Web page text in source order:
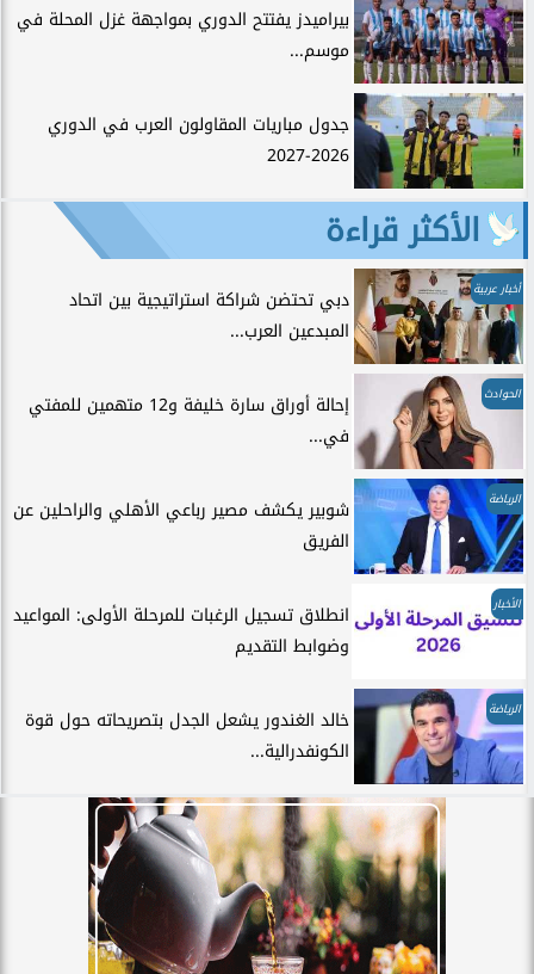
بيراميدز يفتتح الدوري بمواجهة غزل المحلة في
موسم...
جدول مباريات المقاولون العرب في الدوري
2026-2027
الأكثر قراءة
أخبار عربية
دبي تحتضن شراكة استراتيجية بين اتحاد
المبدعين العرب...
الحوادث
إحالة أوراق سارة خليفة و12 متهمين للمفتي
في...
الرياضة
شوبير يكشف مصير رباعي الأهلي والراحلين عن
الفريق
الأخبار
انطلاق تسجيل الرغبات للمرحلة الأولى: المواعيد
وضوابط التقديم
الرياضة
خالد الغندور يشعل الجدل بتصريحاته حول قوة
الكونفدرالية...